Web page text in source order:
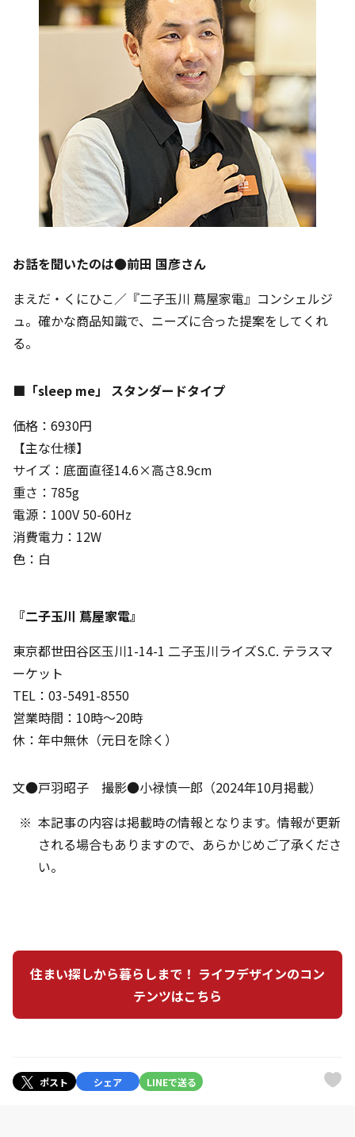
お話を聞いたのは●前田 国彦さん
まえだ・くにひこ／『二子玉川 蔦屋家電』コンシェルジ
ュ。確かな商品知識で、ニーズに合った提案をしてくれ
る。
■「sleep me」 スタンダードタイプ
価格：6930円
【主な仕様】
サイズ：底面直径14.6×高さ8.9cm
重さ：785g
電源：100V 50-60Hz
消費電力：12W
色：白
『二子玉川 蔦屋家電』
東京都世田谷区玉川1-14-1 二子玉川ライズS.C. テラスマ
ーケット
TEL：03-5491-8550
営業時間：10時～20時
休：年中無休（元日を除く）
文●戸羽昭子 撮影●小禄慎一郎（2024年10月掲載）
本記事の内容は掲載時の情報となります。情報が更新
される場合もありますので、あらかじめご了承くださ
い。
住まい探しから暮らしまで！ ライフデザインのコン
テンツはこちら
ポスト シェア LINEで送る